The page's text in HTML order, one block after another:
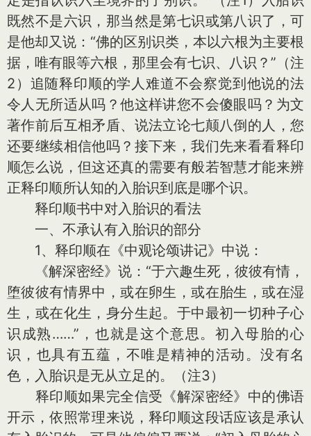
既然不是六识，那当然是第七识或第八识了，可
是他却又说：“佛的区别识类，本以六根为主要根
据，唯有眼等六根，那里会有七识、八识？”（注
2）追随释印顺的学人难道不会察觉到他说的法
令人无所适从吗？他这样讲您不会傻眼吗？为文
著作前后互相矛盾、说法立论七颠八倒的人，您
还要继续相信他吗？接下来，我们先来看看释印
顺怎么说，但这还真的需要有般若智慧才能来辨
正释印顺所认知的入胎识到底是哪个识。
释印顺书中对入胎识的看法
一、不承认有入胎识的部分
1、释印顺在《中观论颂讲记》中说：
《解深密经》说：“于六趣生死，彼彼有情，
堕彼彼有情界中，或在卵生，或在胎生，或在湿
生，或在化生，身分生起。于中最初一切种子心
识成熟……”，也就是这个意思。初入母胎的心
识，也具有五蕴，不唯是精神的活动。没有名
色，入胎识是无从立足的。（注3）
释印顺如果完全信受《解深密经》中的佛语
开示，依照常理来说，释印顺这段话应该是承认